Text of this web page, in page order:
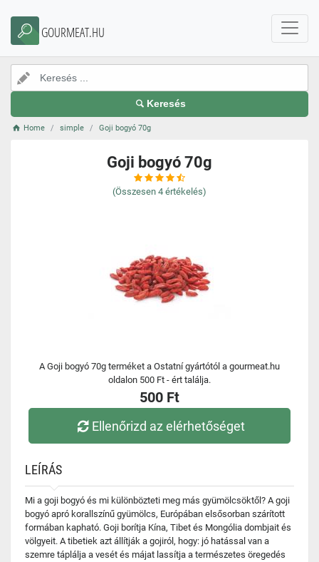
GOURMEAT.HU
Keresés
Home simple Goji bogyó 70g
Goji bogyó 70g
(Összesen 4 értékelés)
A Goji bogyó 70g terméket a Ostatní gyártótól a gourmeat.hu
oldalon 500 Ft - ért találja.
500 Ft
Ellenőrizd az elérhetőséget
LEÍRÁS
Mi a goji bogyó és mi különbözteti meg más gyümölcsöktől? A goji
bogyó apró korallszínű gyümölcs, Európában elsősorban szárított
formában kapható. Goji borítja Kína, Tibet és Mongólia dombjait és
völgyeit. A tibetiek azt állítják a gojiról, hogy: jó hatással van a
szemre táplálja a vesét és májat lassítja a természetes öregedés